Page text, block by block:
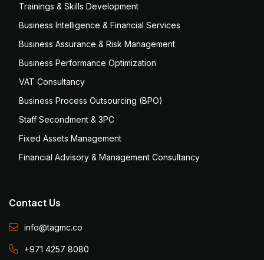
Trainings & Skills Development
Business Intelligence & Financial Services
Business Assurance & Risk Management
Business Performance Optimization
VAT Consultancy
Business Process Outsourcing (BPO)
Staff Secondment & 3PC
Fixed Assets Management
Financial Advisory & Management Consultancy
Contact Us
info@tagmc.co
+971 4257 8080